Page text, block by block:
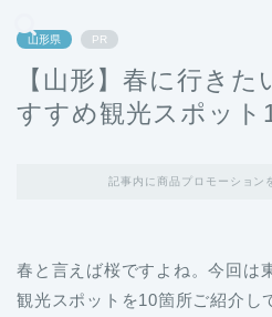
山形県 PR
【山形】春に行き
すすめ観光スポッ
記事内に商品プロモーション
春と言えば桜ですよね。今回は
観光スポットを10箇所ご紹介し